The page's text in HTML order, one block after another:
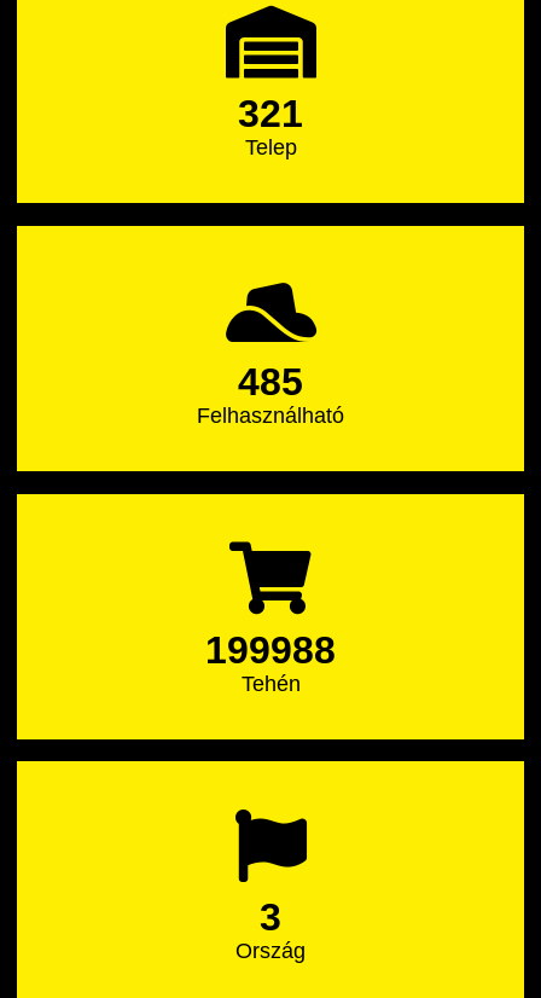
321
Telep
485
Felhasználható
199988
Tehén
3
Ország